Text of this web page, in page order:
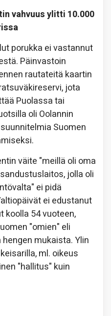
vahvuus ylitti 10.000
porukka ei vastannut
Päinvastoin
rautateitä kaartin
jota
Puolassa tai
oli Oolannin
Suomen
väite "meillä oli oma
jolla oli
ei pidä
ei edustanut
koolla 54 vuoteen,
"omien" eli
mukaista. Ylin
ml. oikeus
"hallitus" kuin